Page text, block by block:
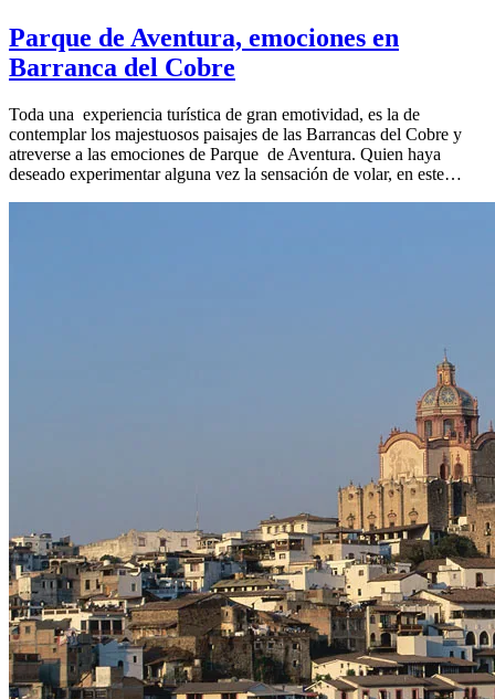
Parque de Aventura, emociones en
Barranca del Cobre
Toda una experiencia turística de gran emotividad, es la de
contemplar los majestuosos paisajes de las Barrancas del Cobre y
atreverse a las emociones de Parque de Aventura. Quien haya
deseado experimentar alguna vez la sensación de volar, en este…